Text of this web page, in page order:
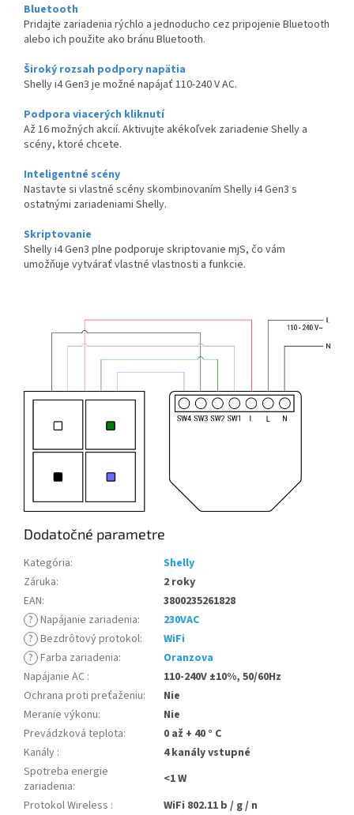
Bluetooth
Pridajte zariadenia rýchlo a jednoducho cez pripojenie Bluetooth
alebo ich použite ako bránu Bluetooth.
Široký rozsah podpory napätia
Shelly i4 Gen3 je možné napájať 110-240 V AC.
Podpora viacerých kliknutí
Až 16 možných akcií. Aktivujte akékoľvek zariadenie Shelly a
scény, ktoré chcete.
Inteligentné scény
Nastavte si vlastné scény skombinovaním Shelly i4 Gen3 s
ostatnými zariadeniami Shelly.
Skriptovanie
Shelly i4 Gen3 plne podporuje skriptovanie mjS, čo vám
umožňuje vytvárať vlastné vlastnosti a funkcie.
Dodatočné parametre
Kategória:
Shelly
Záruka:
2 roky
EAN:
3800235261828
? Napájanie zariadenia:
230VAC
? Bezdrôtový protokol:
WiFi
? Farba zariadenia:
Oranzova
Napájanie AC :
110-240V ±10%, 50/60Hz
Ochrana proti preťaženiu:
Nie
Meranie výkonu:
Nie
Prevádzková teplota:
0 až + 40 ° C
Kanály :
4 kanály vstupné
Spotreba energie
zariadenia:
<1 W
Protokol Wireless :
WiFi 802.11 b / g / n